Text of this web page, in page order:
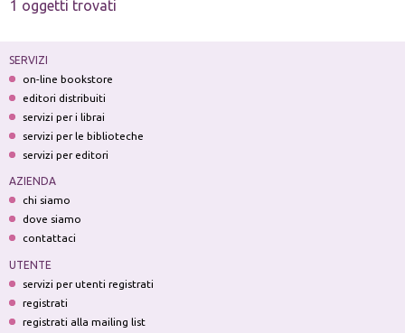
1 oggetti trovati
SERVIZI
on-line bookstore
editori distribuiti
servizi per i librai
servizi per le biblioteche
servizi per editori
AZIENDA
chi siamo
dove siamo
contattaci
UTENTE
servizi per utenti registrati
registrati
registrati alla mailing list